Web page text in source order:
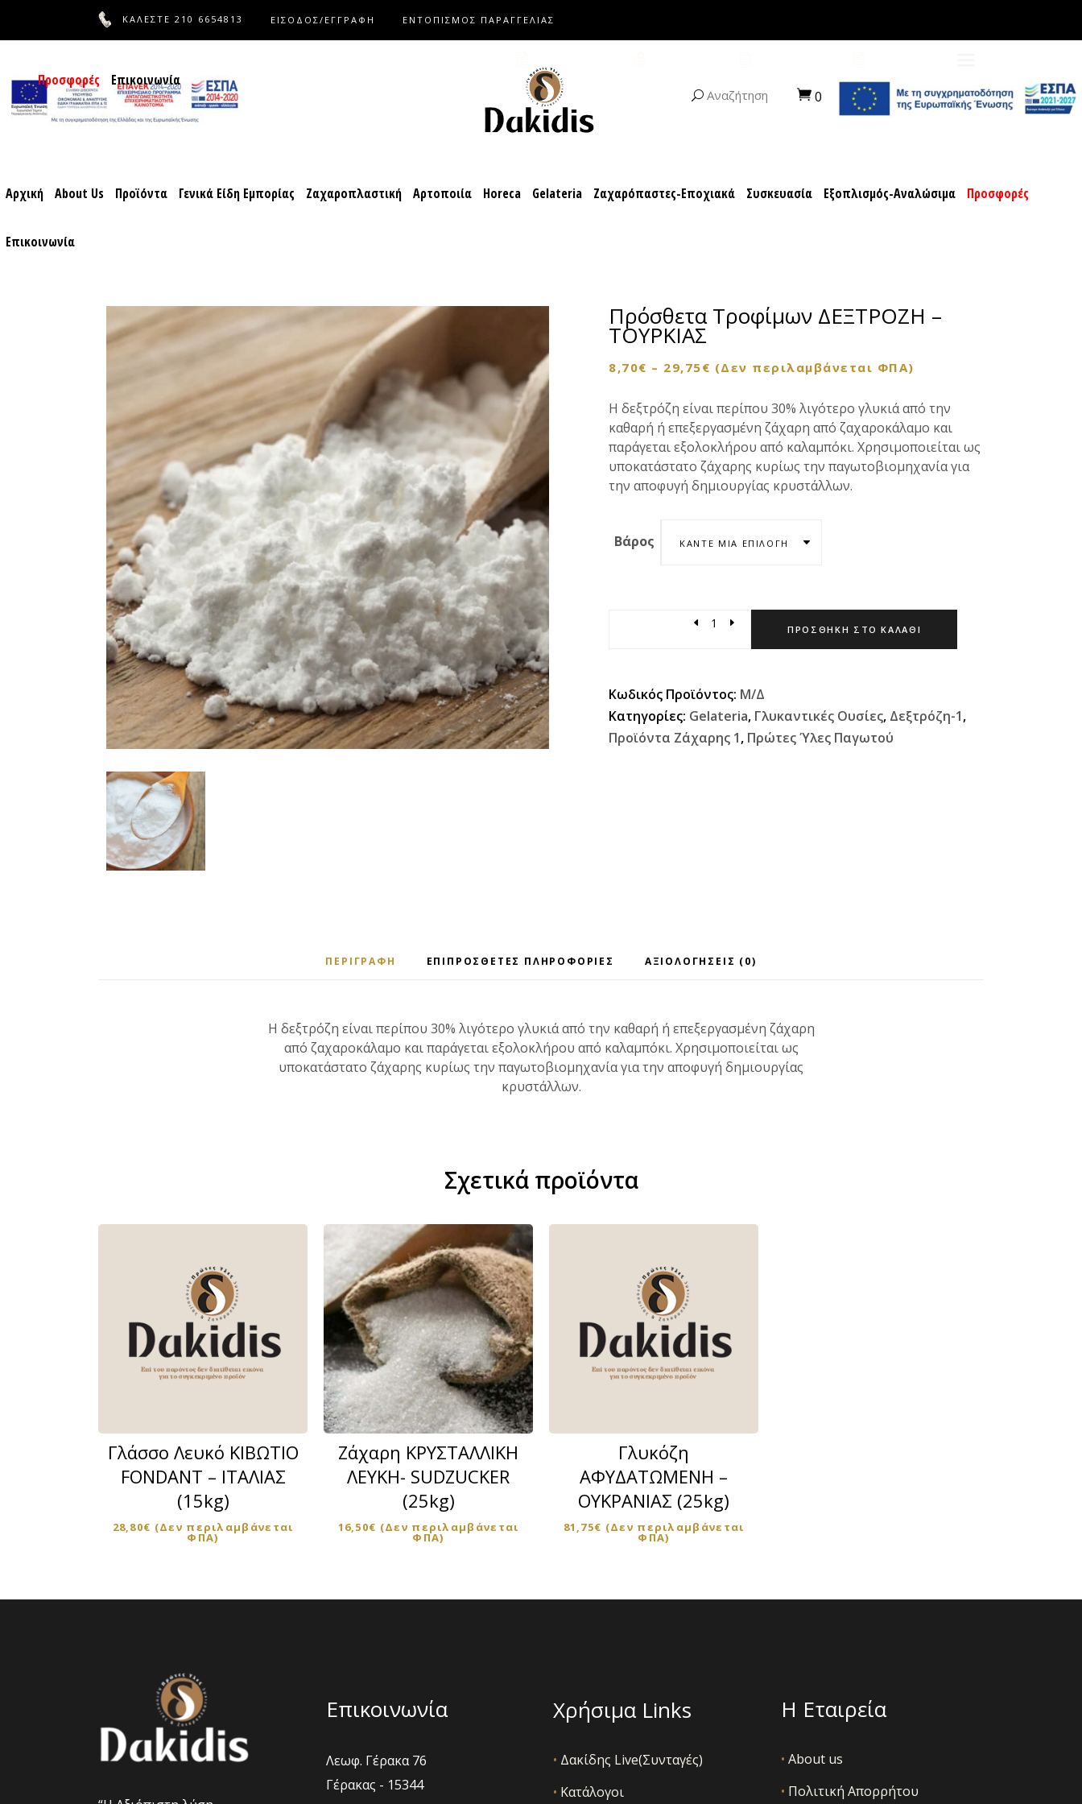
ΚΑΛΕΣΤΕ 210 6654813 ΕΙΣΟΔΟΣ/ΕΓΓΡΑΦΗ ΕΝΤΟΠΙΣΜΟΣ ΠΑΡΑΓΓΕΛΙΑΣ
Αναζήτηση 0
Αρχική About Us Προϊόντα Γενικά Είδη Εμπορίας Ζαχαροπλαστική Αρτοποιία Horeca Gelateria Ζαχαρόπαστες-Εποχιακά Συσκευασία Εξοπλισμός-Αναλώσιμα Προσφορές
Επικοινωνία
About Us
Προσφορές Επικοινωνία
Πρόσθετα Τροφίμων ΔΕΞΤΡΟΖΗ –
ΤΟΥΡΚΙΑΣ
8,70€ – 29,75€ (Δεν περιλαμβάνεται ΦΠΑ)
Η δεξτρόζη είναι περίπου 30% λιγότερο γλυκιά από την
καθαρή ή επεξεργασμένη ζάχαρη από ζαχαροκάλαμο και
παράγεται εξολοκλήρου από καλαμπόκι. Χρησιμοποιείται ως
υποκατάστατο ζάχαρης κυρίως την παγωτοβιομηχανία για
την αποφυγή δημιουργίας κρυστάλλων.
Βάρος ΚΆΝΤΕ ΜΊΑ ΕΠΙΛΟΓΉ
ΠΡΟΣΘΉΚΗ ΣΤΟ ΚΑΛΆΘΙ
Κωδικός Προϊόντος: Μ/Δ
Κατηγορίες: Gelateria, Γλυκαντικές Ουσίες, Δεξτρόζη-1,
Προϊόντα Ζάχαρης 1, Πρώτες Ύλες Παγωτού
ΠΕΡΙΓΡΑΦΉ ΕΠΙΠΡΌΣΘΕΤΕΣ ΠΛΗΡΟΦΟΡΊΕΣ ΑΞΙΟΛΟΓΉΣΕΙΣ (0)
Η δεξτρόζη είναι περίπου 30% λιγότερο γλυκιά από την καθαρή ή επεξεργασμένη ζάχαρη
από ζαχαροκάλαμο και παράγεται εξολοκλήρου από καλαμπόκι. Χρησιμοποιείται ως
υποκατάστατο ζάχαρης κυρίως την παγωτοβιομηχανία για την αποφυγή δημιουργίας
κρυστάλλων.
Σχετικά προϊόντα
Γλάσσο Λευκό ΚΙΒΩΤΙΟ
FONDANT – ΙΤΑΛΙΑΣ
(15kg)
28,80€ (Δεν περιλαμβάνεται
ΦΠΑ)
Ζάχαρη ΚΡΥΣΤΑΛΛΙΚΗ
ΛΕΥΚΗ- SUDZUCKER
(25kg)
16,50€ (Δεν περιλαμβάνεται
ΦΠΑ)
Γλυκόζη
ΑΦΥΔΑΤΩΜΕΝΗ –
ΟΥΚΡΑΝΙΑΣ (25kg)
81,75€ (Δεν περιλαμβάνεται
ΦΠΑ)
Επικοινωνία
Λεωφ. Γέρακα 76
Γέρακας - 15344
Χρήσιμα Links
• Δακίδης Live(Συνταγές)
• Κατάλογοι
Η Εταιρεία
• About us
• Πολιτική Απορρήτου